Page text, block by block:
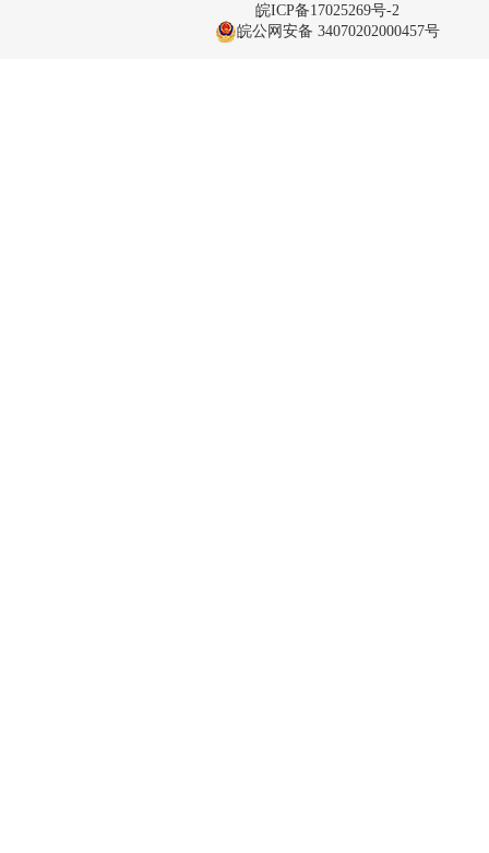
皖ICP备17025269号-2
皖公网安备 34070202000457号